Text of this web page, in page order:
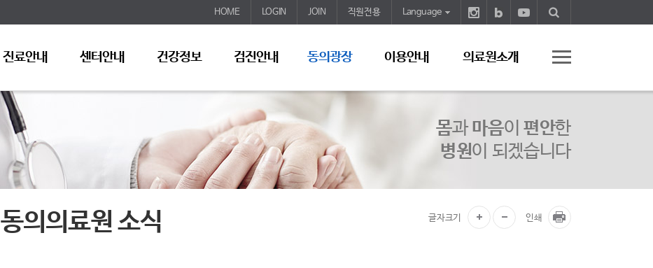
HOME LOGIN JOIN 직원전용 Language
진료안내 센터안내 건강정보 검진안내 동의광장 이용안내 의료원소개
몸과 마음이 편안한
병원이 되겠습니다
동의의료원 소식 글자크기 인쇄